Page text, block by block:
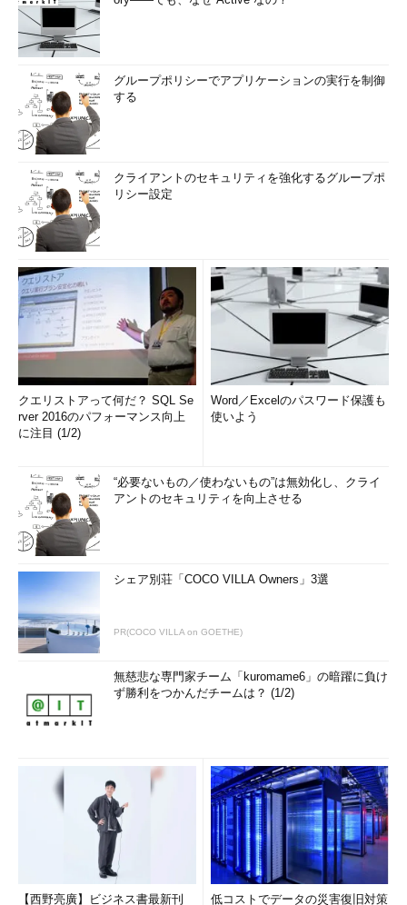
グループポリシーでアプリケーションの実行を制御
する
クライアントのセキュリティを強化するグループポ
リシー設定
クエリストアって何だ？ SQL Se
rver 2016のパフォーマンス向上
に注目 (1/2)
Word／Excelのパスワード保護も
使いよう
“必要ないもの／使わないもの”は無効化し、クライ
アントのセキュリティを向上させる
シェア別荘「COCO VILLA Owners」3選
PR(COCO VILLA on GOETHE)
無慈悲な専門家チーム「kuromame6」の暗躍に負け
ず勝利をつかんだチームは？ (1/2)
【西野亮廣】ビジネス書最新刊 低コストでデータの災害復旧対策